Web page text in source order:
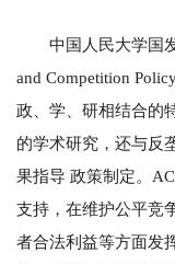
中国人民大学国
and Competition
政、学、研相结合的
的学术研究，还与反
果指导 政策制定。
支持，在维护公平竞
者合法利益等方面发